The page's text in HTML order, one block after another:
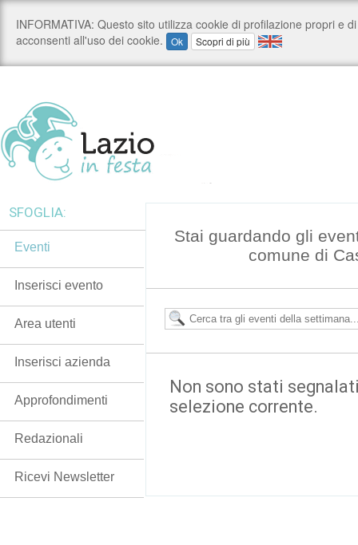
Stai guardando gli
comune di
Non sono stati
selezione corrente.
SFOGLIA:
Eventi
Inserisci evento
Area utenti
Inserisci azienda
Approfondimenti
Redazionali
Ricevi Newsletter